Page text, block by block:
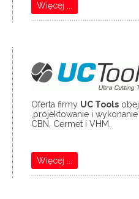
Więcej ...
Oferta firmy UC Tools
,projektowanie i
CBN, Cermet i VHM.
Więcej ...